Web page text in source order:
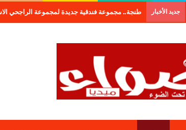
جديد الأخبار : “Bahia By Light” قصر الباهية يضيء لتجربة فريدة